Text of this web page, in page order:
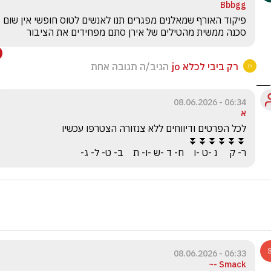
Bbbgg
סכנה ממשית מהטילים של אירן סתם מפחידים את הציבור
רק ביבי לכלא jo הגיב/ה תגובה אחת
06:34 - 08.06.2026
א
ר- ק     נ -ט -ו    ח- ד -ש -ו- ת    ב- ט- ל- ג-
06:33 - 08.06.2026
Smack -~